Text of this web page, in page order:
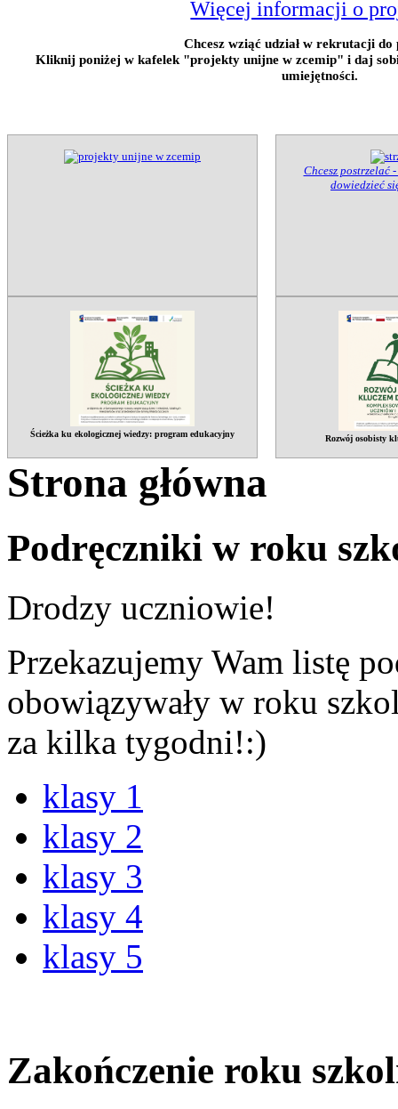
Więcej informacji o
Chcesz wziąć udział w rekrutacji
Kliknij poniżej w kafelek "projekty unijne w zcemip" i daj
umiejętności.
Chcesz postrzelać
dowiedzieć
Ścieżka ku ekologicznej wiedzy: program edukacyjny
Rozwój osobisty
Strona główna
Podręczniki w roku
Drodzy uczniowie!
Przekazujemy Wam listę
obowiązywały w roku
za kilka tygodni!:)
klasy 1
klasy 2
klasy 3
klasy 4
klasy 5
Zakończenie roku